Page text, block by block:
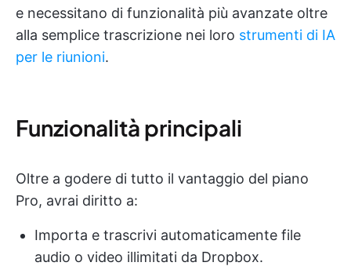
e necessitano di funzionalità più avanzate oltre
alla semplice trascrizione nei loro strumenti di IA
per le riunioni.
Funzionalità principali
Oltre a godere di tutto il vantaggio del piano
Pro, avrai diritto a:
Importa e trascrivi automaticamente file
audio o video illimitati da Dropbox.